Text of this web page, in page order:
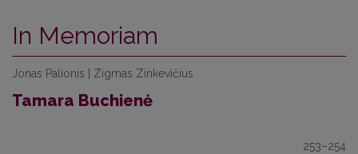
In Memoriam
Jonas Palionis | Zigmas Zinkevičius
Tamara Buchienė
253–254